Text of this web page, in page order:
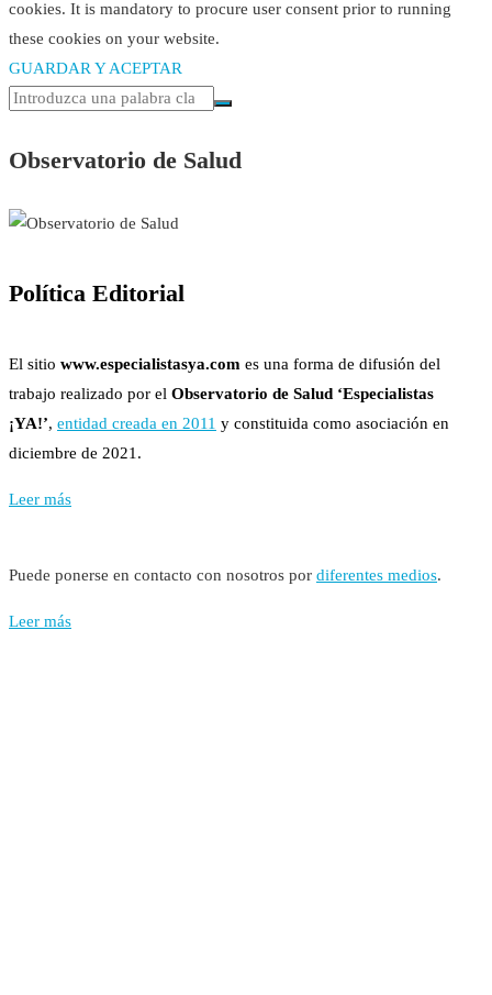
cookies. It is mandatory to procure user consent prior to running
these cookies on your website.
GUARDAR Y ACEPTAR
Observatorio de Salud
Política Editorial
El sitio www.especialistasya.com es una forma de difusión del
trabajo realizado por el Observatorio de Salud ‘Especialistas
¡YA!’, entidad creada en 2011 y constituida como asociación en
diciembre de 2021.
Leer más
Puede ponerse en contacto con nosotros por diferentes medios.
Leer más